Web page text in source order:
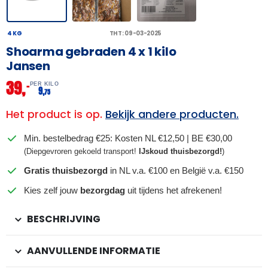
4 KG THT: 09-03-2025
Shoarma gebraden 4 x 1 kilo
Jansen
39,– PER KILO
9,75
Het product is op. Bekijk andere producten.
Min. bestelbedrag €25: Kosten NL €12,50 | BE €30,00
(Diepgevroren gekoeld transport! IJskoud thuisbezorgd!)
Gratis thuisbezorgd in NL v.a. €100 en België v.a. €150
Kies zelf jouw bezorgdag uit tijdens het afrekenen!
BESCHRIJVING
AANVULLENDE INFORMATIE